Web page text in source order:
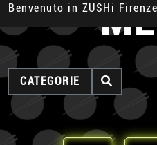
Benvenuto in ZUSHi Firenze
CATEGORIE